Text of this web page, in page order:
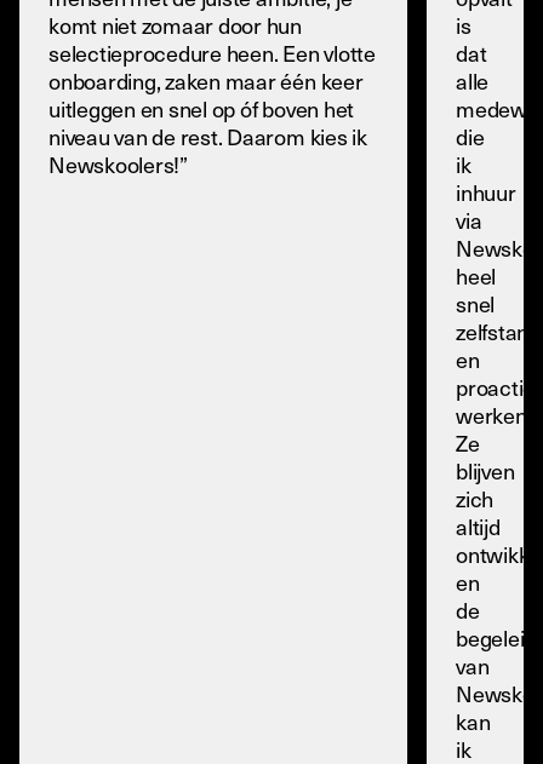
komt niet zomaar door hun
selectieprocedure heen. Een vlotte
onboarding, zaken maar één keer
uitleggen en snel op óf boven het
niveau van de rest. Daarom kies ik
Newskoolers!”
is
dat
alle
die
ik
inhuur
via
heel
snel
en
proactief
werken.
Ze
blijven
zich
altijd
en
de
van
kan
ik